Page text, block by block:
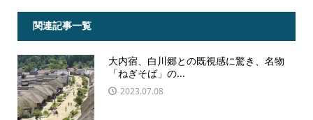
関連記事一覧
大内宿、白川郷との既視感に驚き、名物
「ねぎそば」の...
2023.07.08